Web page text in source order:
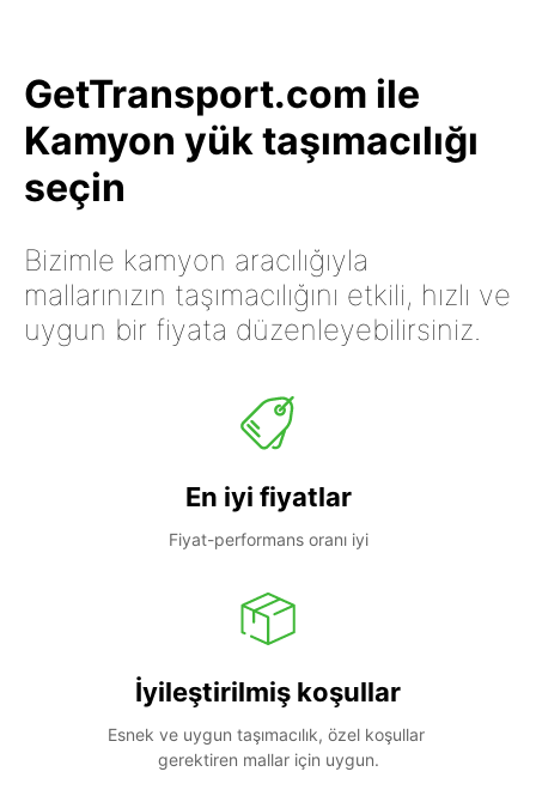
GetTransport.com ile
Kamyon yük taşımacılığı
seçin
Bizimle kamyon aracılığıyla
mallarınızın taşımacılığını etkili, hızlı ve
uygun bir fiyata düzenleyebilirsiniz.
En iyi fiyatlar
Fiyat-performans oranı iyi
İyileştirilmiş koşullar
Esnek ve uygun taşımacılık, özel koşullar
gerektiren mallar için uygun.